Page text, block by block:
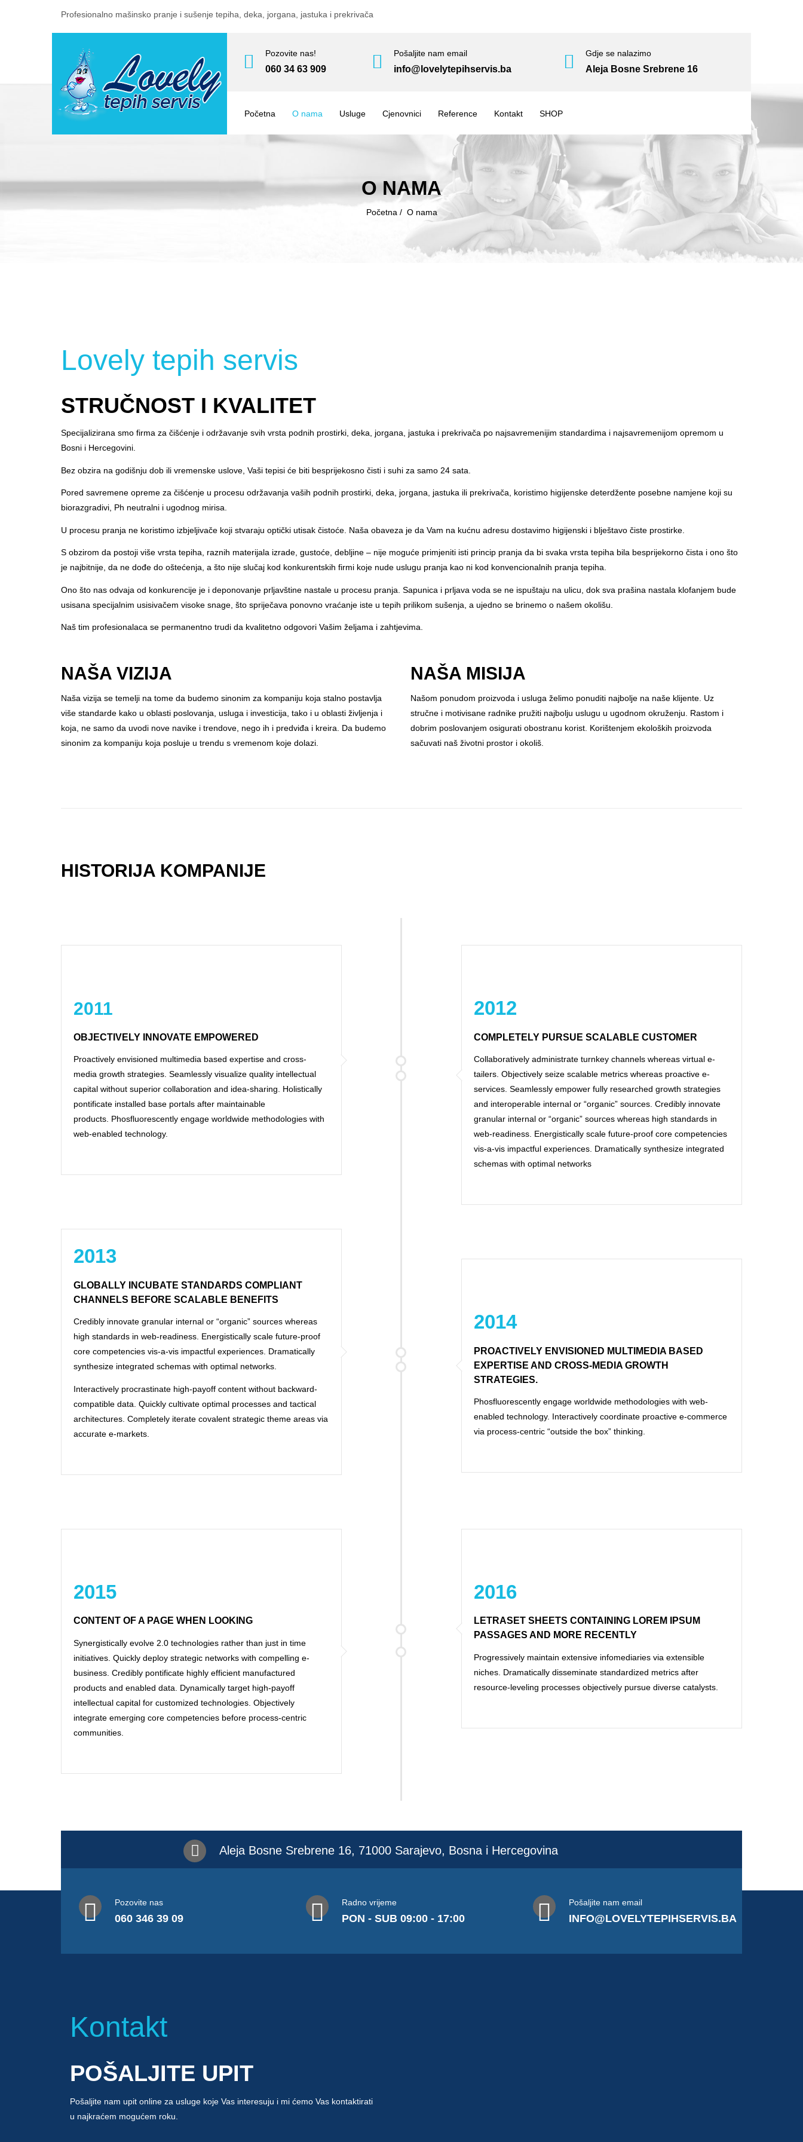
Profesionalno mašinsko pranje i sušenje tepiha, deka, jorgana, jastuka i prekrivača
Pozovite nas!
060 34 63 909
Pošaljite nam email
info@lovelytepihservis.ba
Gdje se nalazimo
Aleja Bosne Srebrene 16
Početna O nama Usluge Cjenovnici Reference Kontakt SHOP
O NAMA
Početna / O nama
Lovely tepih servis
STRUČNOST I KVALITET
Specijalizirana smo firma za čišćenje i održavanje svih vrsta podnih prostirki, deka, jorgana, jastuka i prekrivača po najsavremenijim standardima i najsavremenijom opremom u
Bosni i Hercegovini.
Bez obzira na godišnju dob ili vremenske uslove, Vaši tepisi će biti besprijekosno čisti i suhi za samo 24 sata.
Pored savremene opreme za čišćenje u procesu održavanja vaših podnih prostirki, deka, jorgana, jastuka ili prekrivača, koristimo higijenske deterdžente posebne namjene koji su
biorazgradivi, Ph neutralni i ugodnog mirisa.
U procesu pranja ne koristimo izbjeljivače koji stvaraju optički utisak čistoće. Naša obaveza je da Vam na kućnu adresu dostavimo higijenski i blještavo čiste prostirke.
S obzirom da postoji više vrsta tepiha, raznih materijala izrade, gustoće, debljine – nije moguće primjeniti isti princip pranja da bi svaka vrsta tepiha bila besprijekorno čista i ono što
je najbitnije, da ne dođe do oštećenja, a što nije slučaj kod konkurentskih firmi koje nude uslugu pranja kao ni kod konvencionalnih pranja tepiha.
Ono što nas odvaja od konkurencije je i deponovanje prljavštine nastale u procesu pranja. Sapunica i prljava voda se ne ispuštaju na ulicu, dok sva prašina nastala klofanjem bude
usisana specijalnim usisivačem visoke snage, što spriječava ponovno vraćanje iste u tepih prilikom sušenja, a ujedno se brinemo o našem okolišu.
Naš tim profesionalaca se permanentno trudi da kvalitetno odgovori Vašim željama i zahtjevima.
NAŠA VIZIJA
Naša vizija se temelji na tome da budemo sinonim za kompaniju koja stalno postavlja
više standarde kako u oblasti poslovanja, usluga i investicija, tako i u oblasti življenja i
koja, ne samo da uvodi nove navike i trendove, nego ih i predviđa i kreira. Da budemo
sinonim za kompaniju koja posluje u trendu s vremenom koje dolazi.
NAŠA MISIJA
Našom ponudom proizvoda i usluga želimo ponuditi najbolje na naše klijente. Uz
stručne i motivisane radnike pružiti najbolju uslugu u ugodnom okruženju. Rastom i
dobrim poslovanjem osigurati obostranu korist. Korištenjem ekoloških proizvoda
sačuvati naš životni prostor i okoliš.
HISTORIJA KOMPANIJE
2011
OBJECTIVELY INNOVATE EMPOWERED
Proactively envisioned multimedia based expertise and cross-
media growth strategies. Seamlessly visualize quality intellectual
capital without superior collaboration and idea-sharing. Holistically
pontificate installed base portals after maintainable
products. Phosfluorescently engage worldwide methodologies with
web-enabled technology.
2012
COMPLETELY PURSUE SCALABLE CUSTOMER
Collaboratively administrate turnkey channels whereas virtual e-
tailers. Objectively seize scalable metrics whereas proactive e-
services. Seamlessly empower fully researched growth strategies
and interoperable internal or “organic” sources. Credibly innovate
granular internal or “organic” sources whereas high standards in
web-readiness. Energistically scale future-proof core competencies
vis-a-vis impactful experiences. Dramatically synthesize integrated
schemas with optimal networks
2013
GLOBALLY INCUBATE STANDARDS COMPLIANT
CHANNELS BEFORE SCALABLE BENEFITS
Credibly innovate granular internal or “organic” sources whereas
high standards in web-readiness. Energistically scale future-proof
core competencies vis-a-vis impactful experiences. Dramatically
synthesize integrated schemas with optimal networks.
Interactively procrastinate high-payoff content without backward-
compatible data. Quickly cultivate optimal processes and tactical
architectures. Completely iterate covalent strategic theme areas via
accurate e-markets.
2014
PROACTIVELY ENVISIONED MULTIMEDIA BASED
EXPERTISE AND CROSS-MEDIA GROWTH
STRATEGIES.
Phosfluorescently engage worldwide methodologies with web-
enabled technology. Interactively coordinate proactive e-commerce
via process-centric “outside the box” thinking.
2015
CONTENT OF A PAGE WHEN LOOKING
Synergistically evolve 2.0 technologies rather than just in time
initiatives. Quickly deploy strategic networks with compelling e-
business. Credibly pontificate highly efficient manufactured
products and enabled data. Dynamically target high-payoff
intellectual capital for customized technologies. Objectively
integrate emerging core competencies before process-centric
communities.
2016
LETRASET SHEETS CONTAINING LOREM IPSUM
PASSAGES AND MORE RECENTLY
Progressively maintain extensive infomediaries via extensible
niches. Dramatically disseminate standardized metrics after
resource-leveling processes objectively pursue diverse catalysts.
Aleja Bosne Srebrene 16, 71000 Sarajevo, Bosna i Hercegovina
Pozovite nas
060 346 39 09
Radno vrijeme
PON - SUB 09:00 - 17:00
Pošaljite nam email
INFO@LOVELYTEPIHSERVIS.BA
Kontakt
POŠALJITE UPIT
Pošaljite nam upit online za usluge koje Vas interesuju i mi ćemo Vas kontaktirati
u najkraćem mogućem roku.